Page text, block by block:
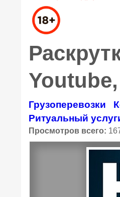
Грузоперевозки
Ритуальный
Просмотров всего: